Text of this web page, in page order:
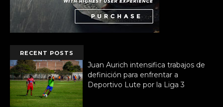
RECENT POSTS
Juan Aurich intensifica trabajos de
definición para enfrentar a
Deportivo Lute por la Liga 3